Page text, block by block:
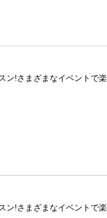
ン!さまざまなイベントで
ン!さまざまなイベントで